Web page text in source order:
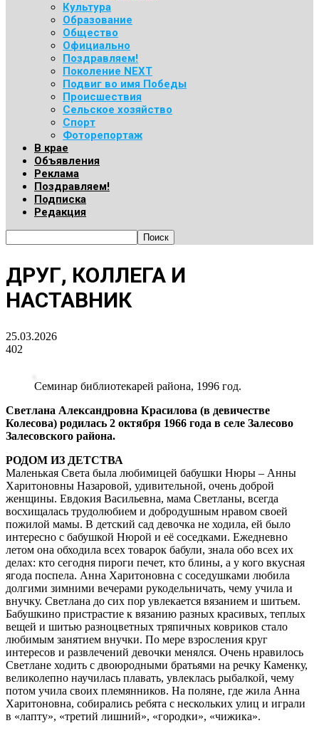
Культура
Образование
Общество
Официально
Поздравляем!
Поколение NEXT
Подвиг во имя Победы
Происшествия
Сельское хозяйство
Спорт
Фоторепортаж
В крае
Объявления
Реклама
Поздравляем!
Подписка
Редакция
ДРУГ, КОЛЛЕГА И
НАСТАВНИК
25.03.2026
402
Семинар библиотекарей района, 1996 год.
Светлана Александровна Красилова (в девичестве
Колесова) родилась 2 октября 1966 года в селе Залесово
Залесовского района.
РОДОМ ИЗ ДЕТСТВА
Маленькая Света была любимицей бабушки Нюры – Анны
Харитоновны Назаровой, удивительной, очень доброй
женщины. Евдокия Васильевна, мама Светланы, всегда
восхищалась трудолюбием и добродушным нравом своей
пожилой мамы. В детский сад девочка не ходила, ей было
интересно с бабушкой Нюрой и её соседками. Ежедневно
летом она обходила всех товарок бабули, знала обо всех их
делах: кто сегодня пироги печет, кто блины, а у кого вкусная
ягода поспела. Анна Харитоновна с соседушками любила
долгими зимними вечерами рукодельничать, чему учила и
внучку. Светлана до сих пор увлекается вязанием и шитьем.
Бабушкино пристрастие к вязанию разных красивых, теплых
вещей и шитью разноцветных тряпичных ковриков стало
любимым занятием внучки. По мере взросления круг
интересов и развлечений девочки менялся. Очень нравилось
Светлане ходить с двоюродными братьями на речку Каменку,
великолепно научилась плавать, увлеклась рыбалкой, чему
потом учила своих племянников. На поляне, где жила Анна
Харитоновна, собирались ребята с нескольких улиц и играли
в «лапту», «третий лишний», «городки», «чижика».